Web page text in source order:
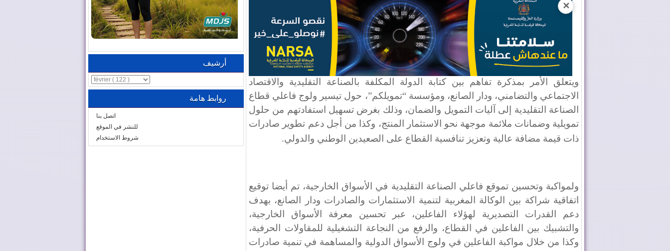
✕
ويتعلق الأمر بمذكرة تفاهم بين كتابة الدولة المكلفة بالصناعة التقليدية والاقتصاد
الاجتماعي والتضامني، ودار الصانع، ومؤسسة “تمويلكم”، حول تيسير ولوج فاعلي قطاع
الصناعة التقليدية إلى آليات التمويل والضمان، وذلك بغرض تسهيل استفادتهم من حلول
تمويلية وضمانات ملائمة موجهة نحو الاستثمار المنتج، وكذا من أجل دعم تطوير صادرات
ذات قيمة مضافة عالية وتعزيز تنافسية القطاع على الصعيدين الوطني والدولي.
ولمواكبة وتحسين تموقع فاعلي الصناعة التقليدية في الأسواق الخارجية، تم أيضا توقيع
اتفاقية شراكة بين الوكالة المغربية لتنمية الاستثمارات والصادرات ودار الصانع، بهدف
دعم القدرات التصديرية لهؤلاء الفاعلين، عبر تحسين معرفة الأسواق الخارجية،
والتشبيك بين الفاعلين في القطاع، والرفع من النجاعة التشغيلية للمقاولات الحرفية،
وكذا من خلال مواكبة الفاعلين في ولوج الأسواق الدولية والمساهمة في تنمية صادرات
أرشيف
روابط هامة
اتصل بنا
للنشر في الموقع
شروط الاستخدام